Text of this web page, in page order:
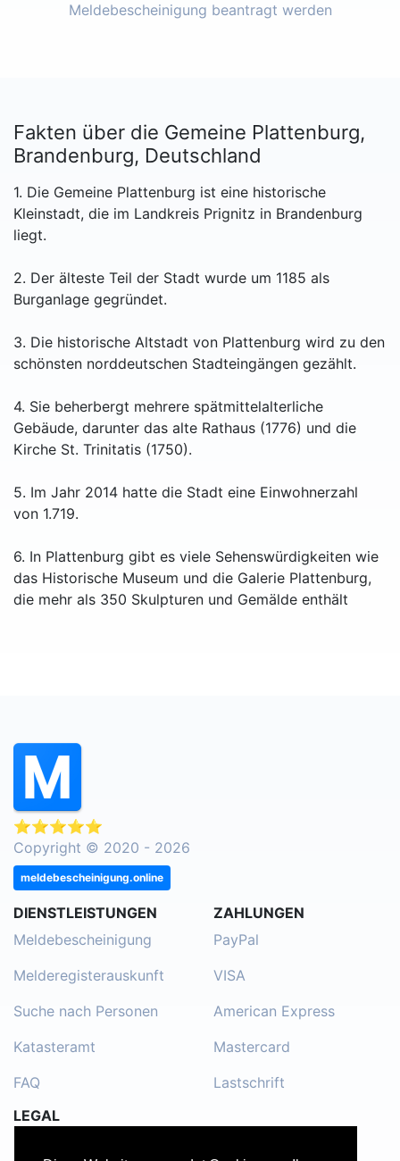
Meldebescheinigung beantragt werden
Fakten über die Gemeine Plattenburg,
Brandenburg, Deutschland
1. Die Gemeine Plattenburg ist eine historische
Kleinstadt, die im Landkreis Prignitz in Brandenburg
liegt.
2. Der älteste Teil der Stadt wurde um 1185 als
Burganlage gegründet.
3. Die historische Altstadt von Plattenburg wird zu den
schönsten norddeutschen Stadteingängen gezählt.
4. Sie beherbergt mehrere spätmittelalterliche
Gebäude, darunter das alte Rathaus (1776) und die
Kirche St. Trinitatis (1750).
5. Im Jahr 2014 hatte die Stadt eine Einwohnerzahl
von 1.719.
6. In Plattenburg gibt es viele Sehenswürdigkeiten wie
das Historische Museum und die Galerie Plattenburg,
die mehr als 350 Skulpturen und Gemälde enthält
⭐⭐⭐⭐⭐
Copyright © 2020 - 2026
meldebescheinigung.online
DIENSTLEISTUNGEN
Meldebescheinigung
Melderegisterauskunft
Suche nach Personen
Katasteramt
FAQ
ZAHLUNGEN
PayPal
VISA
American Express
Mastercard
Lastschrift
LEGAL